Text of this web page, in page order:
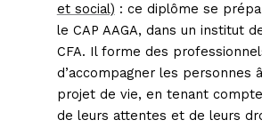
et social) : ce diplôme se
le CAP AAGA, dans un institut
CFA. Il forme des
d’accompagner les personnes
projet de vie, en tenant
de leurs attentes et de leurs